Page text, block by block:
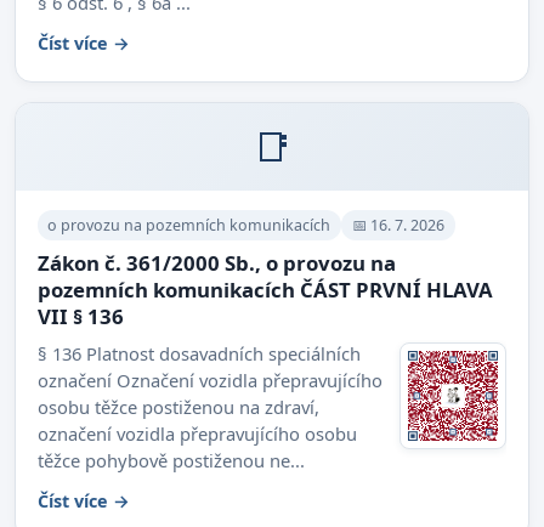
Číst více →
📑
o provozu na pozemních komunikacích 📅 16. 7. 2026
Zákon č. 361/2000 Sb., o provozu na
pozemních komunikacích ČÁST PRVNÍ HLAVA
VII § 136
§ 136 Platnost dosavadních speciálních
označení Označení vozidla přepravujícího
osobu těžce postiženou na zdraví,
označení vozidla přepravujícího osobu
těžce pohybově postiženou ne...
Číst více →